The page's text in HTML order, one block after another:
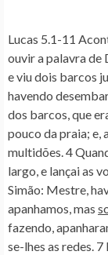
Lucas 5.1-11
ouvir a palavra de
e viu dois barcos
havendo
dos barcos, que
pouco da praia; e,
multidões. 4
largo,e lançai as
Simão: Mestre,
apanhamos, mas
fazendo,
se-lhes as redes. 7